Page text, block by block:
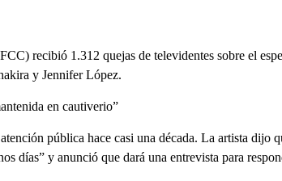
recibió 1.312 quejas de televidentes sobre el
y Jennifer López.
en cautiverio”
pública hace casi una década. La artista dijo
días” y anunció que dará una entrevista para